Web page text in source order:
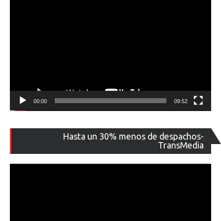
00:00 09:52
Hasta un 30% menos de despachos-
TransMedia
de